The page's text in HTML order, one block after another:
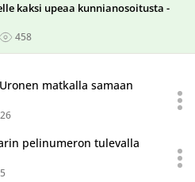
kaksi upeaa kunnianosoitusta -
458
matkalla samaan
pelinumeron tulevalla